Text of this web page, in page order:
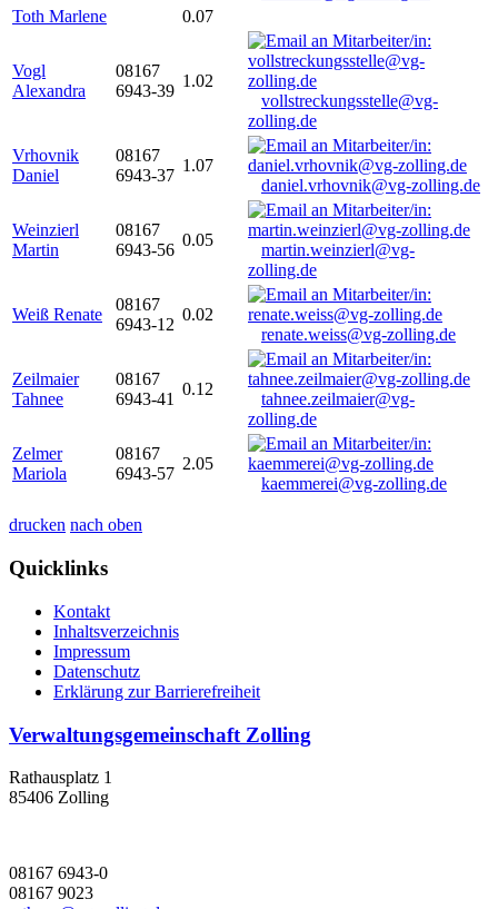
Toth Marlene
0.07
Vogl
Alexandra
08167
6943-39
1.02
vollstreckungsstelle@vg-
zolling.de
Vrhovnik
Daniel
08167
6943-37
1.07
daniel.vrhovnik@vg-zolling.de
Weinzierl
Martin
08167
6943-56
0.05
martin.weinzierl@vg-
zolling.de
Weiß Renate
08167
6943-12
0.02
renate.weiss@vg-zolling.de
Zeilmaier
Tahnee
08167
6943-41
0.12
tahnee.zeilmaier@vg-
zolling.de
Zelmer
Mariola
08167
6943-57
2.05
kaemmerei@vg-zolling.de
drucken nach oben
Quicklinks
Kontakt
Inhaltsverzeichnis
Impressum
Datenschutz
Erklärung zur Barrierefreiheit
Verwaltungsgemeinschaft Zolling
Rathausplatz 1
85406 Zolling
08167 6943-0
08167 9023